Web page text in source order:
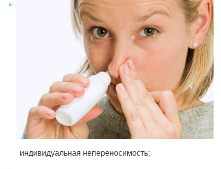
индивидуальная непереносимость;